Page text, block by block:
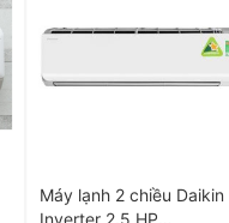
Máy lạnh 2 chiều Daikin